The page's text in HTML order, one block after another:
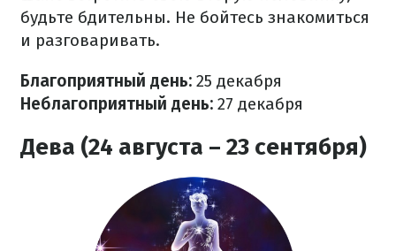
будьте бдительны. Не бойтесь знакомиться
и разговаривать.
Благоприятный день: 25 декабря
Неблагоприятный день: 27 декабря
Дева (24 августа – 23 сентября)